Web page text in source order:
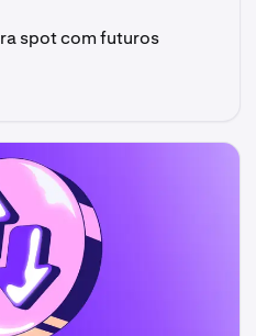
spot com futuros